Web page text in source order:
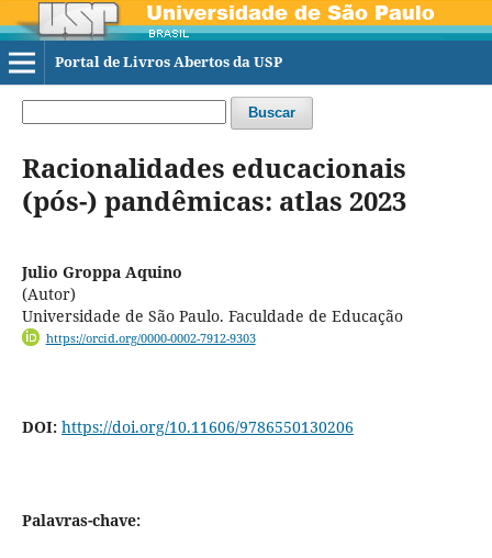
Portal de Livros Abertos da USP
Buscar
Racionalidades educacionais
(pós-) pandêmicas: atlas 2023
Julio Groppa Aquino
(Autor)
Universidade de São Paulo. Faculdade de Educação
https://orcid.org/0000-0002-7912-9303
DOI: https://doi.org/10.11606/9786550130206
Palavras-chave: